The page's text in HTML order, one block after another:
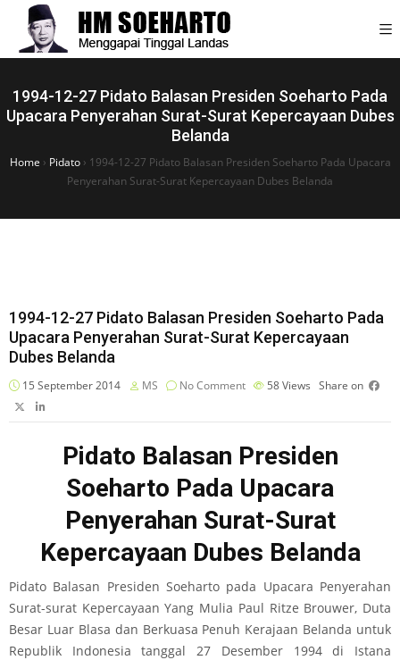
1994-12-27 Pidato Balasan Presiden Soeharto Pada
Upacara Penyerahan Surat-Surat Kepercayaan Dubes
Belanda
Home › Pidato› 1994-12-27 Pidato Balasan Presiden Soeharto Pada Upacara
Penyerahan Surat-Surat Kepercayaan Dubes Belanda
1994-12-27 Pidato Balasan Presiden Soeharto Pada
Upacara Penyerahan Surat-Surat Kepercayaan
Dubes Belanda
15 September 2014 MS No Comment 58Views Share on
Pidato Balasan Presiden
Soeharto Pada Upacara
Penyerahan Surat-Surat
Kepercayaan Dubes Belanda
Pidato Balasan Presiden Soeharto pada Upacara Penyerahan
Surat-surat Kepercayaan Yang Mulia Paul Ritze Brouwer, Duta
Besar Luar Blasa dan Berkuasa Penuh Kerajaan Belanda untuk
Republik Indonesia tanggal 27 Desember 1994 di Istana